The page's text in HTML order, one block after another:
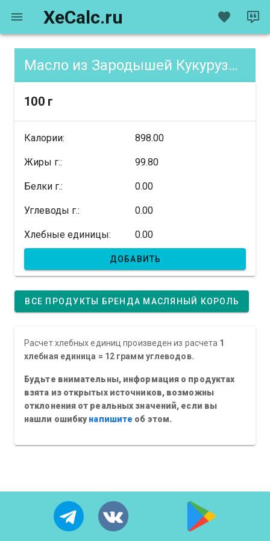
XeCalc.ru
Масло из Зародышей Кукурузы, содержание XE
100 г
Калории: 898.00
Жиры г.: 99.80
Белки г.: 0.00
Углеводы г.: 0.00
Хлебные единицы: 0.00
ДОБАВИТЬ
ВСЕ ПРОДУКТЫ БРЕНДА МАСЛЯНЫЙ КОРОЛЬ
Расчет хлебных единиц произведен из расчета 1
хлебная единица = 12 грамм углеводов.
Будьте внимательны, информация о продуктах
взята из открытых источников, возможны
отклонения от реальных значений, если вы
нашли ошибкунапишите об этом.